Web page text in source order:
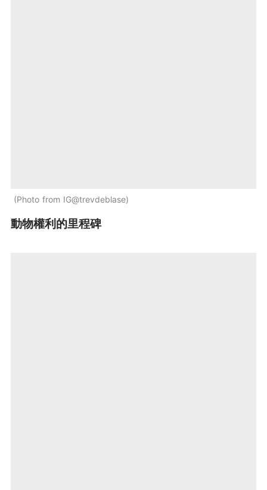
Photo from IG@trevdeblase
動物權利的里程碑